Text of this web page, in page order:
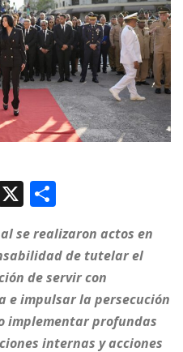
X
o
m
p
ar
ti
se realizaron actos en
de tutelar el
de servir con
e impulsar la persecución
implementar profundas
internas y acciones